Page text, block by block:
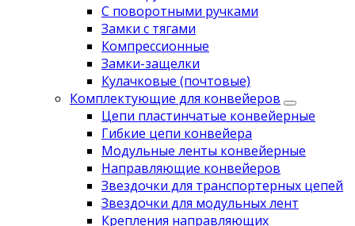
С поворотными ручками
Замки с тягами
Компрессионные
Замки-защелки
Кулачковые (почтовые)
Комплектующие для конвейеров
Цепи пластинчатые конвейерные
Гибкие цепи конвейера
Модульные ленты конвейерные
Направляющие конвейеров
Звездочки для транспортерных цепей
Звездочки для модульных лент
Крепления направляющих